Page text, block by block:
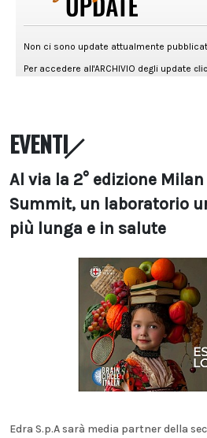
EVENTI
Al via la 2° edizione
Summit, un laboratorio
più lunga e in salute
Edra S.p.A sarà media partner della